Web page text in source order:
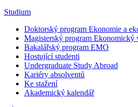
Studium
Doktorský program Ekonomie a
Magisterský program Ekonomický
Bakalářský program EMO
Hostující studenti
Undergraduate Study Abroad
Kariéry absolventů
Ke stažení
Akademický kalendář